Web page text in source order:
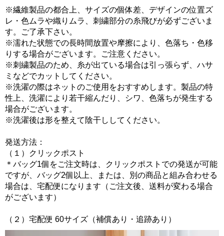
※繊維製品の都合上、サイズの個体差、デザインの位置ズ
レ・色ムラや織りムラ、刺繍部分の糸飛びが必ずございま
す。ご了承下さい。
※濡れた状態での長時間放置や摩擦により、色落ち・色移
りする場合がございます。ご注意ください。
※刺繍製品のため、糸が出ている場合は引っ張らず、ハサ
ミなどでカットしてください。
※洗濯の際はネットのご使用をおすすめします。製品の特
性上、洗濯により若干縮んだり、シワ、色落ちが発生する
場合がございます。
※洗濯後は形を整えて陰干ししてください。
発送方法：
（１）クリックポスト
＊バッグ1個をご注文時は、クリックポストでの発送が可能
ですが、バッグ2個以上、または、別の商品と組み合わせる
場合は、宅配便になります（ご注文後、送料が変わる場合
がございます）
（２）宅配便 60サイズ（補償あり・追跡あり）